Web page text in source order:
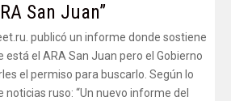
San Juan”
publicó un informe donde sostiene
está el ARA San Juan pero el Gobierno
el permiso para buscarlo. Según lo
noticias ruso: “Un nuevo informe del